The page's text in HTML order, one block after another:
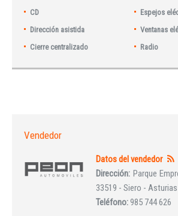
CD
Espejos
Dirección asistida
Ventanas
Cierre centralizado
Radio
Vendedor
Datos del vendedor
Dirección: Parque
33519 - Siero - Asturias
Teléfono:985 744 626